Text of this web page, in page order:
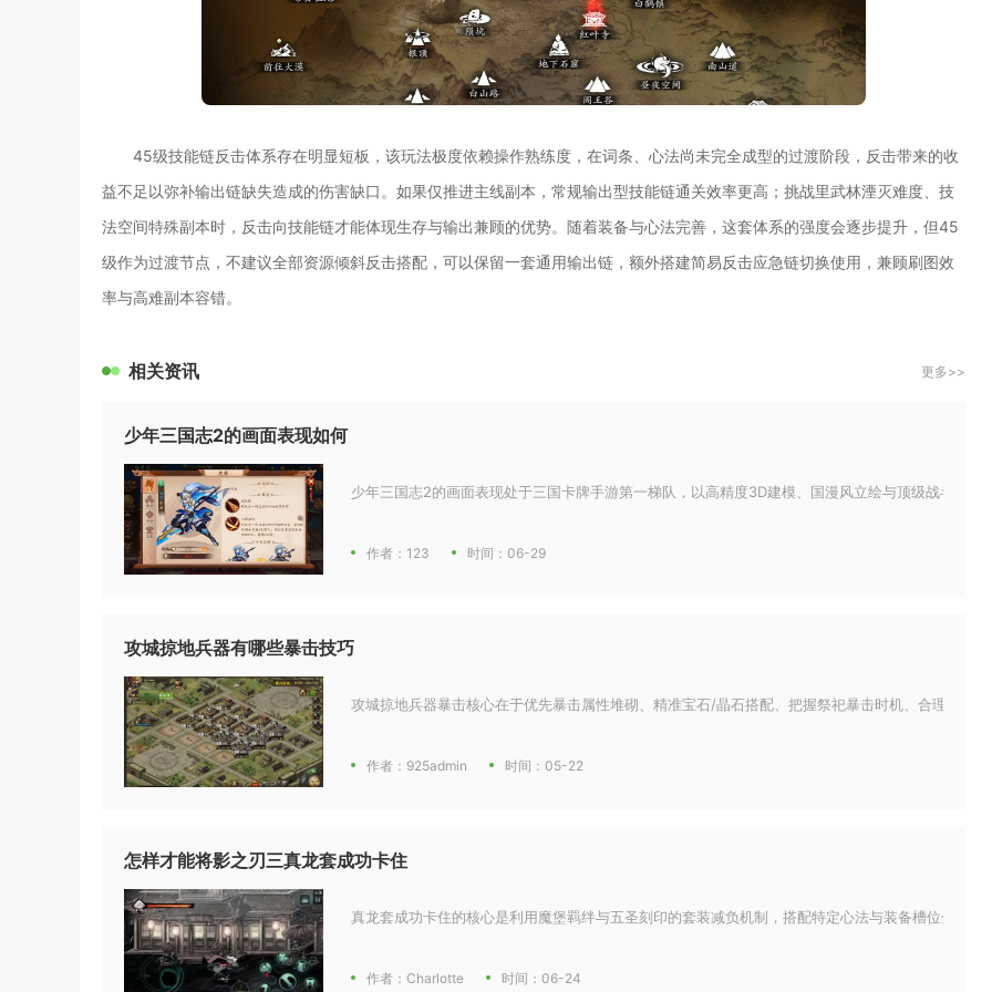
45级技能链反击体系存在明显短板，该玩法极度依赖操作熟练度，在词条、心法尚未完全成型的过渡阶段，反击带来的收
益不足以弥补输出链缺失造成的伤害缺口。如果仅推进主线副本，常规输出型技能链通关效率更高；挑战里武林湮灭难度、技
法空间特殊副本时，反击向技能链才能体现生存与输出兼顾的优势。随着装备与心法完善，这套体系的强度会逐步提升，但45
级作为过渡节点，不建议全部资源倾斜反击搭配，可以保留一套通用输出链，额外搭建简易反击应急链切换使用，兼顾刷图效
率与高难副本容错。
相关资讯 更多>>
少年三国志2的画面表现如何
少年三国志2的画面表现处于三国卡牌手游第一梯队，以高精度3D建模、国漫风立绘与顶级战斗特效
作者：123 时间：06-29
攻城掠地兵器有哪些暴击技巧
攻城掠地兵器暴击核心在于优先暴击属性堆砌、精准宝石/晶石搭配、把握祭祀暴击时机、合理洗练词
作者：925admin 时间：05-22
怎样才能将影之刃三真龙套成功卡住
真龙套成功卡住的核心是利用魔堡羁绊与五圣刻印的套装减负机制，搭配特定心法与装备槽位分配，
作者：Charlotte 时间：06-24